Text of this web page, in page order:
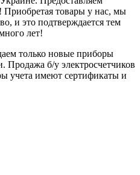
товары у нас, мы
и это подтверждается тем
лет!
только новые приборы
Продажа б/у электросчетчиков
учета имеют сертификаты и